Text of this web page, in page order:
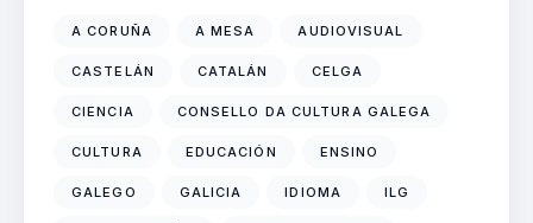
A CORUÑA A MESA AUDIOVISUAL
CASTELÁN CATALÁN CELGA
CIENCIA CONSELLO DA CULTURA GALEGA
CULTURA EDUCACIÓN ENSINO
GALEGO GALICIA IDIOMA ILG